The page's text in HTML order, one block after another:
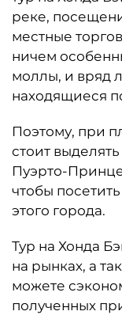
реке,
местные
ничем
моллы, и вряд
находящиеся
Поэтому, при
стоит
Пуэрто-
чтобы
этого города.
Тур на Хонда
на рынках, а
можете
полученных